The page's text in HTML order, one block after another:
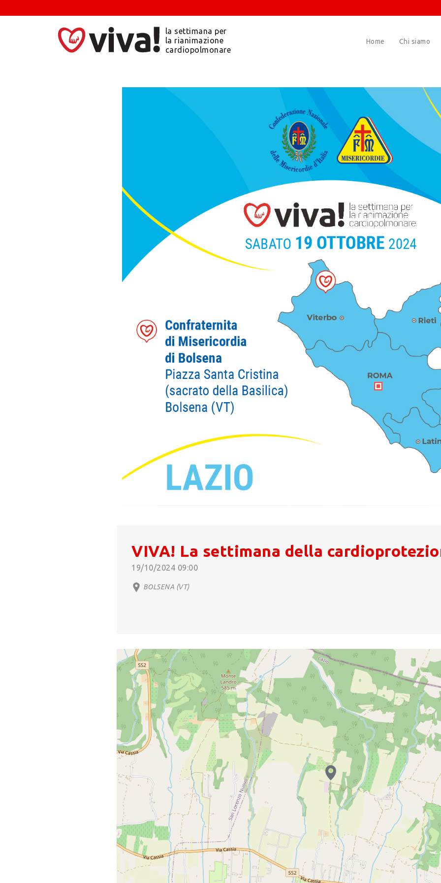
la settimana per
la rianimazione
cardiopolmonare
Home Chi siamo
VIVA! La settimana della
19/10/2024 09:00
BOLSENA (VT)